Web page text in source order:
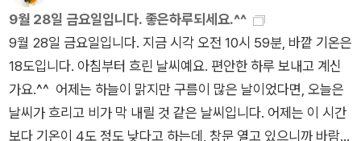
어나지만, 아빠들은 원래 그런건가. 쿨쿨 잔다고 했다. 아이 어렸
을 때 배고프거나 기저귀가 젖어 울어 젖힐때 나는 그야말로 반사
적으로 눈이 떠져 아이를 돌보지만 남편은 쿨쿨 잤었다. 어쩌면
그럴 수 있나 의문이 들었었는데 유리네의 아빠 또한 남편과 다르
지 않았나 보다. 남자는 어째서 이럴까, 하며 남녀의 근본적인 차
이를 말하는 부분이었다. 개인적으로 올해를 휴식의 해로 잡고
했던 삶의 비극, 그림자까지 모두 포용하고 싶은 건 알겠는데, 비
극적 죽음이 몰고 온 빈 자리에 자신이 대신한다는 느낌을 미유키
의 존재를 거듭확인함으로써 어떤 위안을 얻을 수 있을 지 의문이
남을 수 있을 것 같다. 츠바키 문구점의 포포는 자신에게 선물처
럼 찾아온 이 가족에 대한 책임감과 사랑 속에 미유키를 항상 배
제하지 않는다. 그리고 조금은 섬뜩한 느낌이지만 미유키가 가족
국’을 반드시 지키겠다고 포포는 다짐한다. 앞을 못 보는 소년의
어버이날 편지, 사별한 남편을 용서하기 위한 편지 등 손님들의
절절한 사연과 포포의 정성 어린 대필이 어우러져, 아름다운 가마
쿠라를 배경으로 다시 한 번 치유의 이야기가 펼쳐진다. 오가와
이토는 독자들의 열화와 같은 편지에 힘입어 <츠바키 문구점>
의 후속작을 집필하기로 결심했다고 한다. 츠바키 문구점을 둘러
9월 28일 금요일입니다. 좋은하루되세요.^^
9월 28일 금요일입니다. 지금 시각 오전 10시 59분, 바깥 기온은
18도입니다. 아침부터 흐린 날씨예요. 편안한 하루 보내고 계신
가요.^^ 어제는 하늘이 맑지만 구름이 많은 날이었다면, 오늘은
날씨가 흐리고 비가 막 내릴 것 같은 날씨입니다. 어제는 이 시간
보다 기온이 4도 정도 낮다고 하는데, 창문 열고 있으니까 바람이